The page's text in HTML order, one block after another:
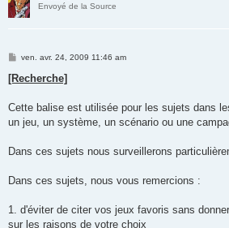
Envoyé de la Source
M
s
s
g
ven. avr. 24, 2009 11:46 am
[Recherche]
Cette balise est utilisée pour les sujets dans
un jeu, un système, un scénario ou une
Dans ces sujets nous surveillerons
Dans ces sujets, nous vous remercions :
1. d'éviter de citer vos jeux favoris sans
sur les raisons de votre choix